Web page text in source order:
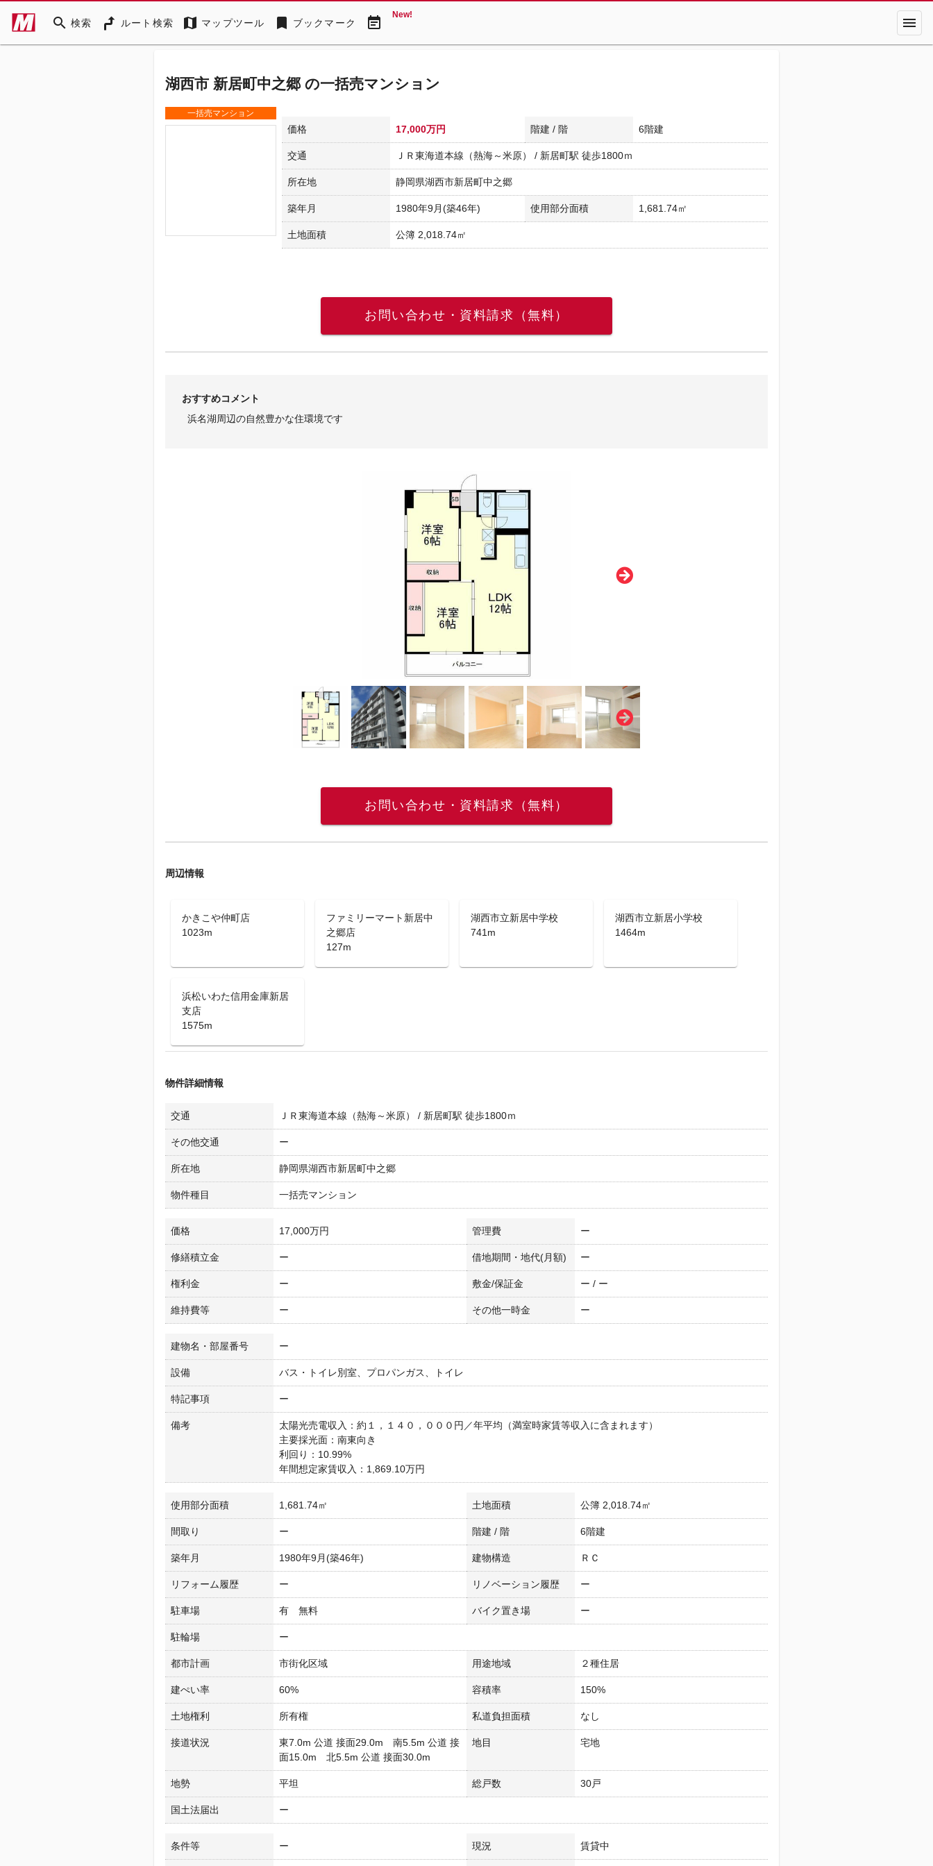
search 検索 ルート検索 map マップツール bookmark ブックマーク event_note New! menu
湖西市 新居町中之郷 の一括売マンション
一括売マンション
価格 17,000万円 階建 / 階 6階建
交通 ＪＲ東海道本線（熱海～米原） / 新居町駅 徒歩1800ｍ
所在地 静岡県湖西市新居町中之郷
築年月 1980年9月(築46年) 使用部分面積 1,681.74㎡
土地面積 公簿 2,018.74㎡
お問い合わせ・資料請求（無料）
おすすめコメント
浜名湖周辺の自然豊かな住環境です
お問い合わせ・資料請求（無料）
周辺情報
かきこや仲町店
1023m
ファミリーマート新居中
之郷店
127m
湖西市立新居中学校
741m
湖西市立新居小学校
1464m
浜松いわた信用金庫新居
支店
1575m
物件詳細情報
交通 ＪＲ東海道本線（熱海～米原） / 新居町駅 徒歩1800ｍ
その他交通 ー
所在地 静岡県湖西市新居町中之郷
物件種目 一括売マンション
価格 17,000万円 管理費 ー
修繕積立金 ー 借地期間・地代(月額) ー
権利金 ー 敷金/保証金 ー / ー
維持費等 ー その他一時金 ー
建物名・部屋番号 ー
設備 バス・トイレ別室、プロパンガス、トイレ
特記事項 ー
備考
太陽光売電収入：約１，１４０，０００円／年平均（満室時家賃等収入に含まれます）
主要採光面：南東向き
利回り：10.99%
年間想定家賃収入：1,869.10万円
使用部分面積 1,681.74㎡ 土地面積 公簿 2,018.74㎡
間取り ー 階建 / 階 6階建
築年月 1980年9月(築46年) 建物構造 ＲＣ
リフォーム履歴 ー リノベーション履歴 ー
駐車場 有 無料 バイク置き場 ー
駐輪場 ー
都市計画 市街化区域 用途地域 ２種住居
建ぺい率 60% 容積率 150%
土地権利 所有権 私道負担面積 なし
接道状況
東7.0m 公道 接面29.0m 南5.5m 公道 接
面15.0m 北5.5m 公道 接面30.0m
地目 宅地
地勢 平坦 総戸数 30戸
国土法届出 ー
条件等 ー 現況 賃貸中